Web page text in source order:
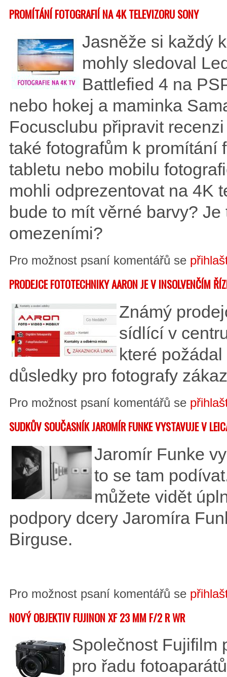
PROMÍTÁNÍ FOTOGRAFIÍ NA 4K TELEVIZORU SONY
Jasněže si každý
mohly sledoval
Battlefied 4 na
nebo hokej a maminka
Focusclubu připravit
také fotografům k promítání
tabletu nebo mobilu
mohli odprezentovat na 4K
bude to mít věrné barvy?
omezeními?
Pro možnost psaní komentářů se
PRODEJCE FOTOTECHNIKY AARON JE V INSOLVENČÍM
Známý
sídlící v
které
důsledky pro fotografy
Pro možnost psaní komentářů se
SUDKŮV SOUČASNÍK JAROMÍR FUNKE VYSTAVUJE V
Jaromír Funke
to se tam
můžete vidět
podpory dcery Jaromíra
Birguse.
Pro možnost psaní komentářů se
NOVÝ OBJEKTIV FUJINON XF 23 MM F/2 R WR
Společnost Fujifilm
pro řadu